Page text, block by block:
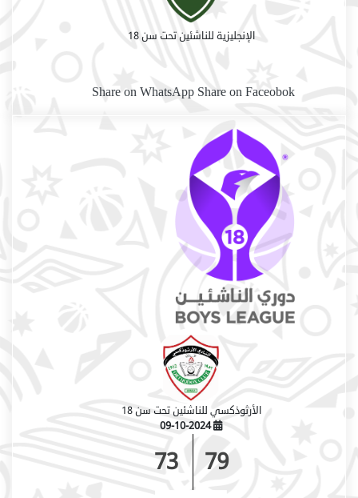
الإنجليزية للناشئين تحت سن 18
Share on WhatsApp Share on Faceobok
الأرثوذكسي للناشئين تحت سن 18
09-10-2024
79
73